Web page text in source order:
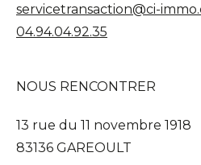
servicetransaction@ci-
04.94.04.92.35
NOUS RENCONTRER
13 rue du 11 novembre 1918
83136 GAREOULT